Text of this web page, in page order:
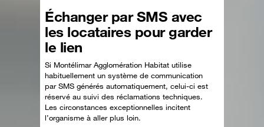
Échanger par SMS avec
les locataires pour garder
le lien
Si Montélimar Agglomération Habitat utilise
habituellement un système de communication
par SMS générés automatiquement, celui-ci est
réservé au suivi des réclamations techniques.
Les circonstances exceptionnelles incitent
l’organisme à aller plus loin.